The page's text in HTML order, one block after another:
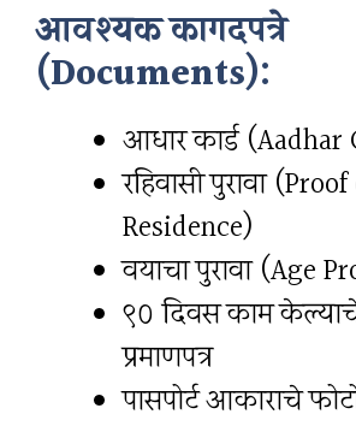
आवश्यक कागदपत्रे
(Documents):
आधार कार्ड (Aadhar
रहिवासी पुरावा
Residence)
वयाचा पुरावा (Age
९० दिवस काम
प्रमाणपत्र
पासपोर्ट आकाराचे